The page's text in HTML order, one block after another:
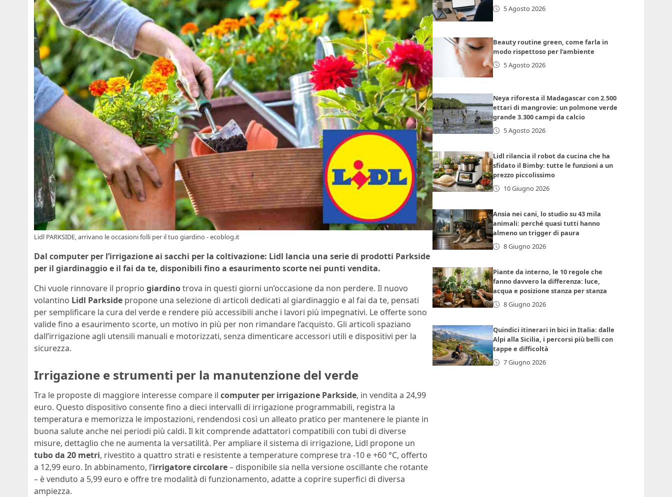
Lidl PARKSIDE, arrivano le occasioni folli per il tuo giardino - ecoblog.it
Dal computer per l’irrigazione ai sacchi per la coltivazione: Lidl lancia una serie di prodotti Parkside
per il giardinaggio e il fai da te, disponibili fino a esaurimento scorte nei punti vendita.
Chi vuole rinnovare il proprio giardinotrova in questi giorni un’occasione da non perdere. Il nuovo
volantino Lidl Parkside propone una selezione di articoli dedicati al giardinaggio e al fai da te, pensati
per semplificare la cura del verde e rendere più accessibili anche i lavori più impegnativi. Le offerte sono
valide fino a esaurimento scorte, un motivo in più per non rimandare l’acquisto. Gli articoli spaziano
dall’irrigazione agli utensili manuali e motorizzati, senza dimenticare accessori utili e dispositivi per la
sicurezza.
Irrigazione e strumenti per la manutenzione del verde
Tra le proposte di maggiore interesse compare il computer per irrigazione Parkside, in vendita a 24,99
euro. Questo dispositivo consente fino a dieci intervalli di irrigazione programmabili, registra la
temperatura e memorizza le impostazioni, rendendosi così un alleato pratico per mantenere le piante in
buona salute anche nei periodi più caldi. Il kit comprende adattatori compatibili con tubi di diverse
misure, dettaglio che ne aumenta la versatilità. Per ampliare il sistema di irrigazione, Lidl propone un
tubo da 20 metri, rivestito a quattro strati e resistente a temperature comprese tra -10 e +60 °C, offerto
a 12,99 euro. In abbinamento, l’irrigatore circolare– disponibile sia nella versione oscillante che rotante
– è venduto a 5,99 euro e offre tre modalità di funzionamento, adatte a coprire superfici di diversa
ampiezza.
5 Agosto 2026
Beauty routine green, come farla in
modo rispettoso per l’ambiente
5 Agosto 2026
Neya riforesta il Madagascar con 2.500
ettari di mangrovie: un polmone verde
grande 3.300 campi da calcio
5 Agosto 2026
Lidl rilancia il robot da cucina che ha
sfidato il Bimby: tutte le funzioni a un
prezzo piccolissimo
10 Giugno 2026
Ansia nei cani, lo studio su 43 mila
animali: perché quasi tutti hanno
almeno un trigger di paura
8 Giugno 2026
Piante da interno, le 10 regole che
fanno davvero la differenza: luce,
acqua e posizione stanza per stanza
8 Giugno 2026
Quindici itinerari in bici in Italia: dalle
Alpi alla Sicilia, i percorsi più belli con
tappe e difficoltà
7 Giugno 2026